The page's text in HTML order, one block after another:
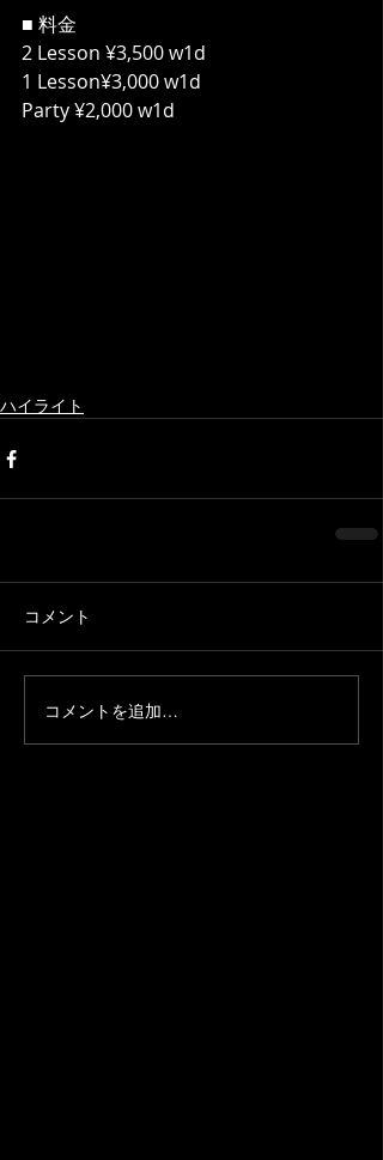
■ 料金
2 Lesson ¥3,500 w1d
1 Lesson¥3,000 w1d
Party ¥2,000 w1d
ハイライト
コメント
コメントを追加…